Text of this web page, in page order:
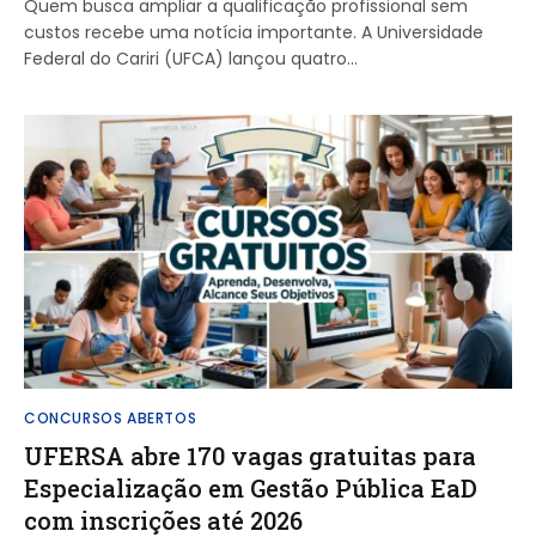
Quem busca ampliar a qualificação profissional sem
custos recebe uma notícia importante. A Universidade
Federal do Cariri (UFCA) lançou quatro…
CONCURSOS ABERTOS
UFERSA abre 170 vagas gratuitas para
Especialização em Gestão Pública EaD
com inscrições até 2026